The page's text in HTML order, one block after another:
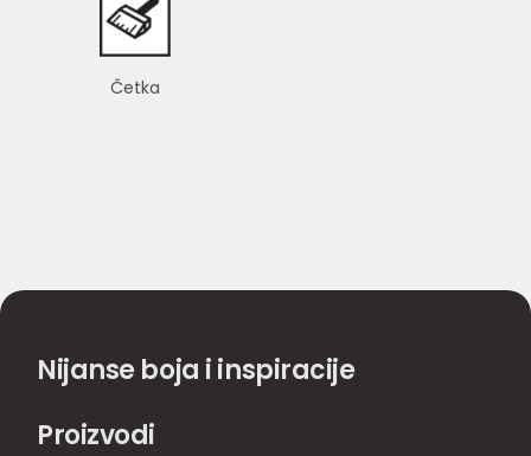
Četka
Nijanse boja i inspiracije
Proizvodi